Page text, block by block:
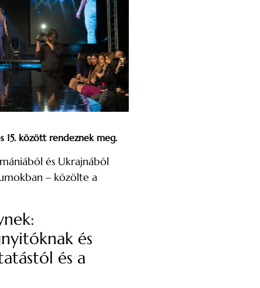
15. között rendeznek meg.
és Ukrajnából
– közölte a
és
és a